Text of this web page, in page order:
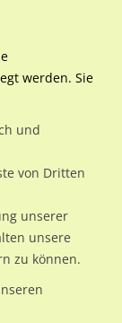
M Str. gg.
84085 / Langquaid, M / Langquaid
in
und
werden. Sie
und
von Dritten
unserer
unsere
zu können.